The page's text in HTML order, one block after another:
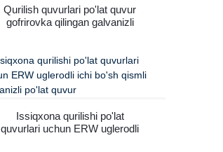
Qurilish quvurlari po'lat quvur
gofrirovka qilingan galvanizli
Issiqxona qurilishi po'lat
quvurlari uchun ERW uglerodli